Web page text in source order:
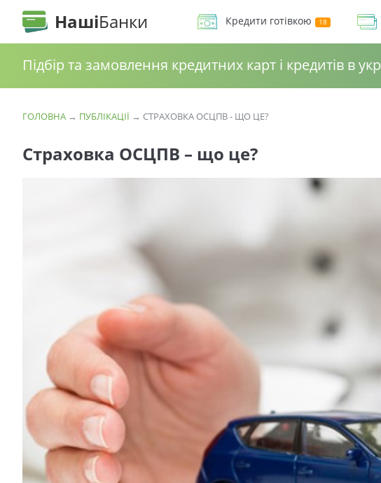
НашіБанки Кредити готівкою
Підбір та замовлення кредитних карт і кредитів в
ГОЛОВНА → ПУБЛІКАЦІЇ → СТРАХОВКА ОСЦПВ - ЩО ЦЕ?
Страховка ОСЦПВ – що це?